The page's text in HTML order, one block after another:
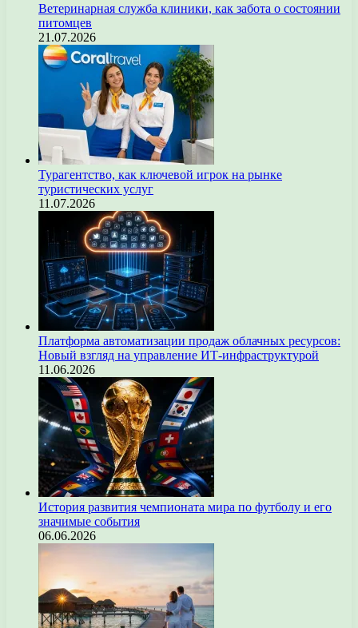
Ветеринарная служба клиники, как забота о состоянии
питомцев
21.07.2026
Турагентство, как ключевой игрок на рынке
туристических услуг
11.07.2026
Платформа автоматизации продаж облачных ресурсов:
Новый взгляд на управление ИТ-инфраструктурой
11.06.2026
История развития чемпионата мира по футболу и его
значимые события
06.06.2026